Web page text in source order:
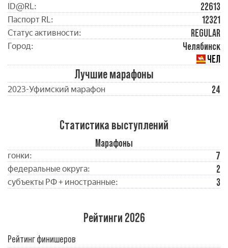
ID@RL: 22613
Паспорт RL: 12321
Статус активности: REGULAR
Город:
Челябинск
ЧЕЛ
Лучшие марафоны
2023-Уфимский марафон 24
Статистика выступлений
Марафоны
гонки: 7
федеральные округа: 2
субъекты РФ + иностранные: 3
Рейтинги 2026
Рейтинг финишеров